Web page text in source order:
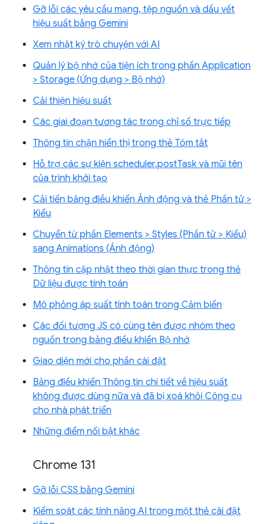
Gỡ lỗi các yêu cầu mạng, tệp nguồn và dấu vết
hiệu suất bằng Gemini
Xem nhật ký trò chuyện với AI
Quản lý bộ nhớ của tiện ích trong phần Application
> Storage (Ứng dụng > Bộ nhớ)
Cải thiện hiệu suất
Các giai đoạn tương tác trong chỉ số trực tiếp
Thông tin chặn hiển thị trong thẻ Tóm tắt
Hỗ trợ các sự kiện scheduler.postTask và mũi tên
của trình khởi tạo
Cải tiến bảng điều khiển Ảnh động và thẻ Phần tử >
Kiểu
Chuyển từ phần Elements > Styles (Phần tử > Kiểu)
sang Animations (Ảnh động)
Thông tin cập nhật theo thời gian thực trong thẻ
Dữ liệu được tính toán
Mô phỏng áp suất tính toán trong Cảm biến
Các đối tượng JS có cùng tên được nhóm theo
nguồn trong bảng điều khiển Bộ nhớ
Giao diện mới cho phần cài đặt
Bảng điều khiển Thông tin chi tiết về hiệu suất
không được dùng nữa và đã bị xoá khỏi Công cụ
cho nhà phát triển
Những điểm nổi bật khác
Chrome 131
Gỡ lỗi CSS bằng Gemini
Kiểm soát các tính năng AI trong một thẻ cài đặt